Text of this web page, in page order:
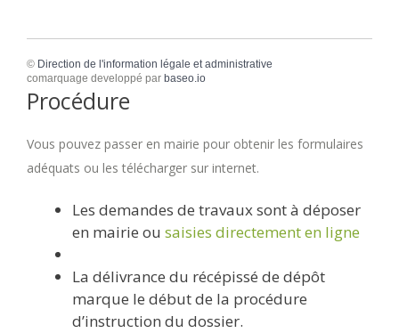
© Direction de l'information légale et administrative
comarquage developpé par baseo.io
Procédure
Vous pouvez passer en mairie pour obtenir les formulaires
adéquats ou les télécharger sur internet.
Les demandes de travaux sont à déposer
en mairie ou saisies directement en ligne
La délivrance du récépissé de dépôt
marque le début de la procédure
d’instruction du dossier.